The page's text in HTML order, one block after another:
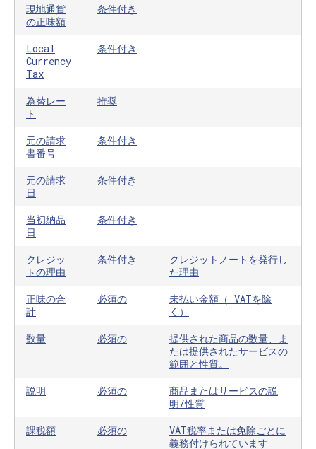
現地通貨
の正味額
条件付き
Local
Currency
Tax
条件付き
為替レー
ト
推奨
元の請求
書番号
条件付き
元の請求
日
条件付き
当初納品
日
条件付き
クレジッ
トの理由
条件付き
クレジットノートを発行し
た理由
正味の合
計
必須の
未払い金額（ VATを除
く）
数量
必須の
提供された商品の数量、ま
たは提供されたサービスの
範囲と性質。
説明
必須の
商品またはサービスの説
明/性質
課税額
必須の
VAT税率または免除ごとに
義務付けられています